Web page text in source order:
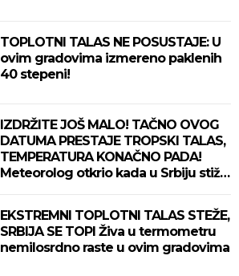
TOPLOTNI TALAS NE POSUSTAJE: U
ovim gradovima izmereno paklenih
40 stepeni!
IZDRŽITE JOŠ MALO! TAČNO OVOG
DATUMA PRESTAJE TROPSKI TALAS,
TEMPERATURA KONAČNO PADA!
Meteorolog otkrio kada u Srbiju stiže
EKSTREMNI TOPLOTNI TALAS STEŽE,
SRBIJA SE TOPI Živa u termometru
nemilosrdno raste u ovim gradovima